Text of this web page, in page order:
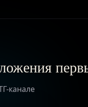
канале